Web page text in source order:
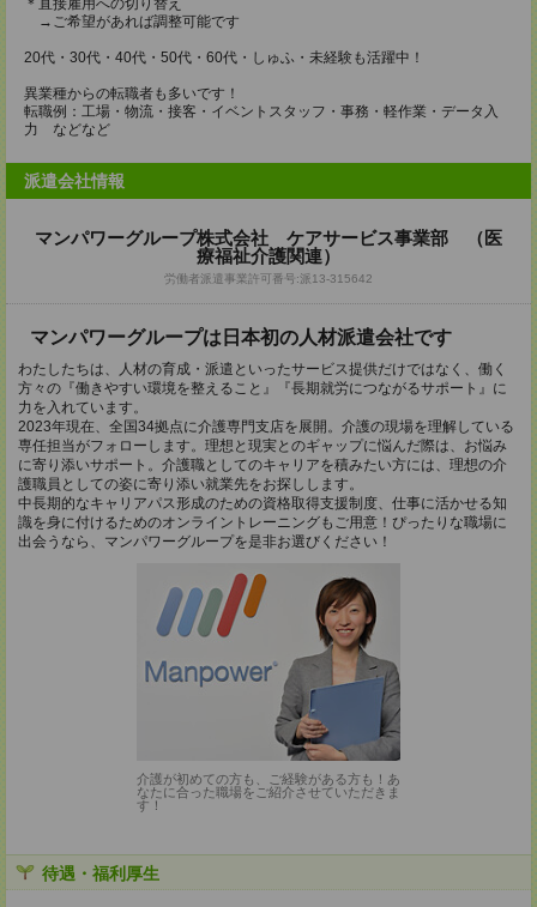
＊直接雇用への切り替え
→ご希望があれば調整可能です
20代・30代・40代・50代・60代・しゅふ・未経験も活躍中！
異業種からの転職者も多いです！
転職例：工場・物流・接客・イベントスタッフ・事務・軽作業・データ入
力 などなど
派遣会社情報
マンパワーグループ株式会社 ケアサービス事業部 （医
療福祉介護関連）
労働者派遣事業許可番号:派13-315642
マンパワーグループは日本初の人材派遣会社です
わたしたちは、人材の育成・派遣といったサービス提供だけではなく、働く
方々の『働きやすい環境を整えること』『長期就労につながるサポート』に
力を入れています。
2023年現在、全国34拠点に介護専門支店を展開。介護の現場を理解している
専任担当がフォローします。理想と現実とのギャップに悩んだ際は、お悩み
に寄り添いサポート。介護職としてのキャリアを積みたい方には、理想の介
護職員としての姿に寄り添い就業先をお探しします。
中長期的なキャリアパス形成のための資格取得支援制度、仕事に活かせる知
識を身に付けるためのオンライントレーニングもご用意！ぴったりな職場に
出会うなら、マンパワーグループを是非お選びください！
介護が初めての方も、ご経験がある方も！あ
なたに合った職場をご紹介させていただきま
す！
待遇・福利厚生